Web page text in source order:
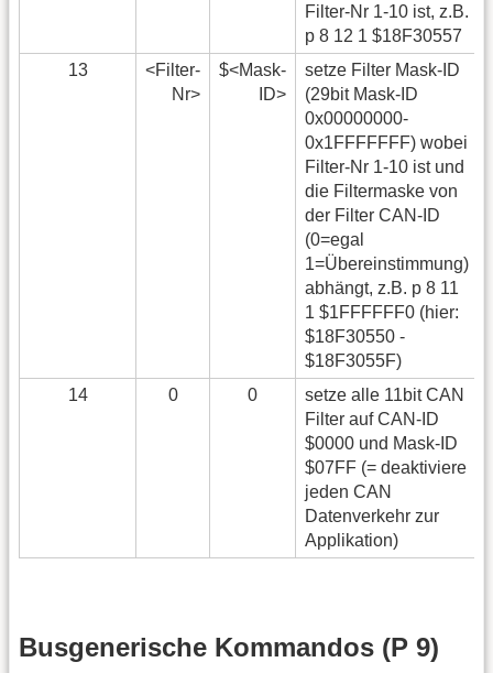
Filter-Nr 1-10 ist, z.B.
p 8 12 1 $18F30557
13
<Filter-
Nr>
$<Mask-
ID>
setze Filter Mask-ID
(29bit Mask-ID
0x00000000-
0x1FFFFFFF) wobei
Filter-Nr 1-10 ist und
die Filtermaske von
der Filter CAN-ID
(0=egal
1=Übereinstimmung)
abhängt, z.B. p 8 11
1 $1FFFFFF0 (hier:
$18F30550 -
$18F3055F)
14
0 0
setze alle 11bit CAN
Filter auf CAN-ID
$0000 und Mask-ID
$07FF (= deaktiviere
jeden CAN
Datenverkehr zur
Applikation)
Busgenerische Kommandos (P 9)